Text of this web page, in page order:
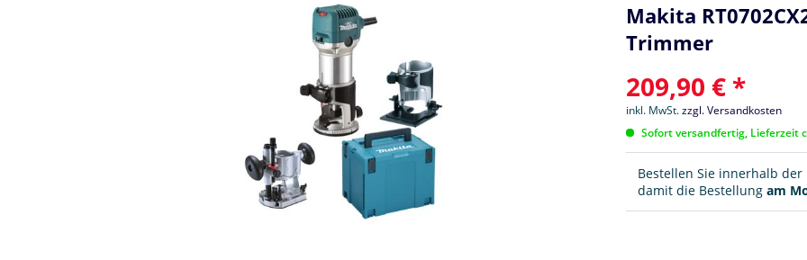
Makita
Trimmer
209,90 € *
inkl. MwSt.zzgl. Versandkosten
Sofort versandfertig, Lieferzeit
Bestellen Sie innerhalb
damit die Bestellungam